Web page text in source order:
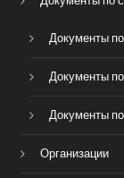
Документы
Документы
Документы
Организации